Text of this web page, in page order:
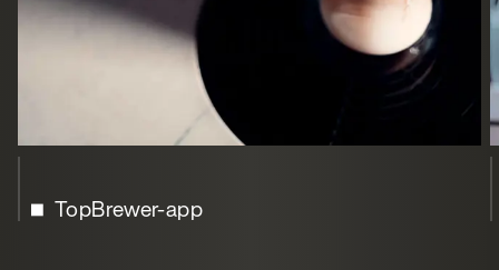
TopBrewer-app